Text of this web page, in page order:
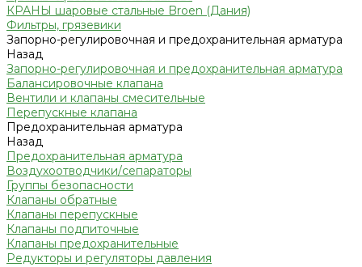
КРАНЫ шаровые стальные Broen (Дания)
Фильтры, грязевики
Запорно-регулировочная и предохранительная арматура
Назад
Запорно-регулировочная и предохранительная арматура
Балансировочные клапана
Вентили и клапаны смесительные
Перепускные клапана
Предохранительная арматура
Назад
Предохранительная арматура
Воздухоотводчики/сепараторы
Группы безопасности
Клапаны обратные
Клапаны перепускные
Клапаны подпиточные
Клапаны предохранительные
Редукторы и регуляторы давления